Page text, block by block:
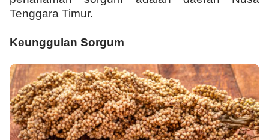
Tenggara Timur.
Keunggulan Sorgum